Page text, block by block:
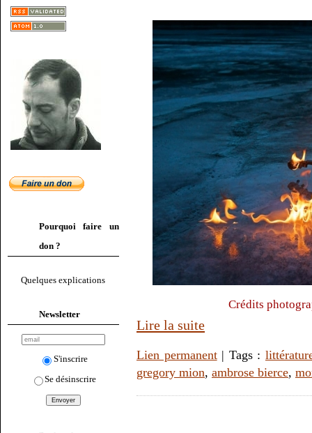
Pourquoi faire un
don ?
Quelques explications
Newsletter
S'inscrire
Se désinscrire
Crédits
Lire la suite
Lien permanent| Tags :
gregory mion, ambrose bierce,